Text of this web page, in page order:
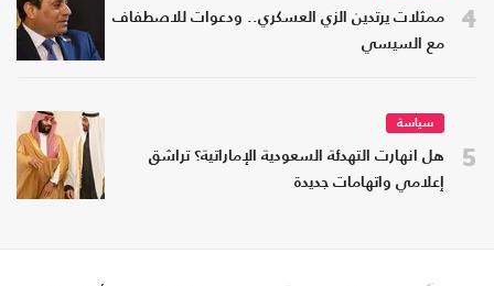
4
ممثلات يرتدين الزي العسكري.. ودعوات للاصطفاف
مع السيسي
5
سياسة
هل انهارت التهدئة السعودية الإماراتية؟ تراشق
إعلامي واتهامات جديدة